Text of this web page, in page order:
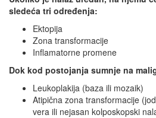
sledeća tri određenja:
Ektopija
Zona transformacije
Inflamatorne promene
Dok kod postojanja sumnje na
Leukoplakija (baza ili mozaik)
Atipična zona transformacije
vera ili nejasan kolposkopski